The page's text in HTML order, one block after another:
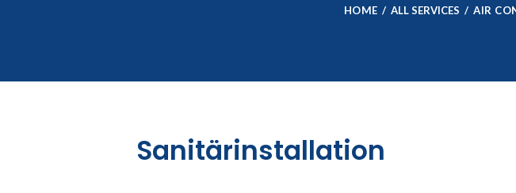
HOME ALL SERVICES AIR
Sanitärinstallation